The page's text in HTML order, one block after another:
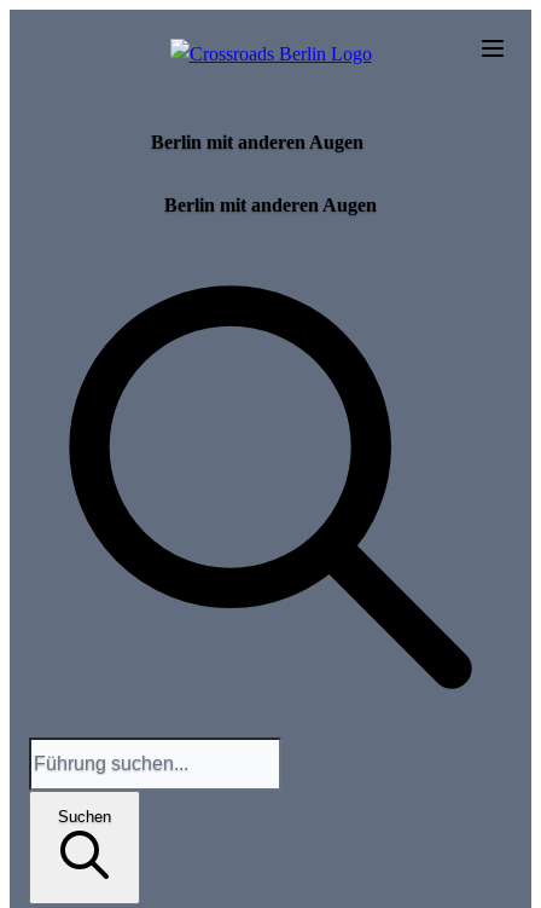
Berlin mit anderen Augen
Berlin mit anderen Augen
Suchen